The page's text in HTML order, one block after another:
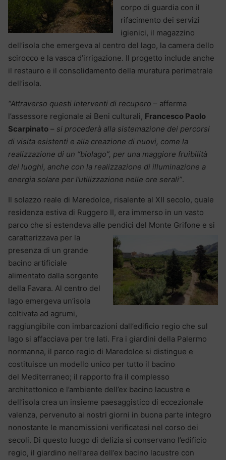
corpo di guardia con il
rifacimento dei servizi
igienici, il magazzino
dell’isola che emergeva al centro del lago, la camera dello
scirocco e la vasca d’irrigazione. Il progetto include anche
il restauro e il consolidamento della muratura perimetrale
dell’isola.
“Attraverso questi interventi di recupero – afferma
l’assessore regionale ai Beni culturali, Francesco Paolo
Scarpinato – si procederà alla sistemazione dei percorsi
di visita esistenti e alla creazione di nuovi, come la
realizzazione di un “biolago”, per una maggiore fruibilità
dei luoghi, anche con la realizzazione di illuminazione a
energia solare per l’utilizzazione nelle ore serali”.
Il solazzo reale di Maredolce, risalente al XII secolo, quale
residenza estiva di Ruggero II, era immerso in un vasto
parco che si estendeva alle pendici del Monte Grifone e si
caratterizzava per la
presenza di un grande
bacino artificiale
alimentato dalla sorgente
della Favara. Al centro del
lago emergeva un’isola
coltivata ad agrumi,
raggiungibile con imbarcazioni dall’edificio regio che sul
lago si affacciava per tre lati. Fra i giardini della Palermo
normanna, il parco regio di Maredolce si distingue e
costituisce un modello unico per tutto il bacino
del Mediterraneo; il rapporto fra il complesso
architettonico e l’ambiente dell’ex bacino lacustre e
dell’isola crea un insieme paesaggistico di eccezionale
valenza, pervenuto ai nostri giorni in buona parte integro
nonostante le manomissioni verificatesi nel corso dei
secoli. Di questo luogo di delizia si conservano l’edificio
regio, il giardino nell’area dell’ex bacino lacustre con